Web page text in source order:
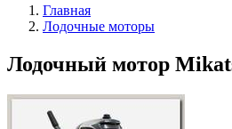
Главная
Лодочные моторы
Лодочный мотор